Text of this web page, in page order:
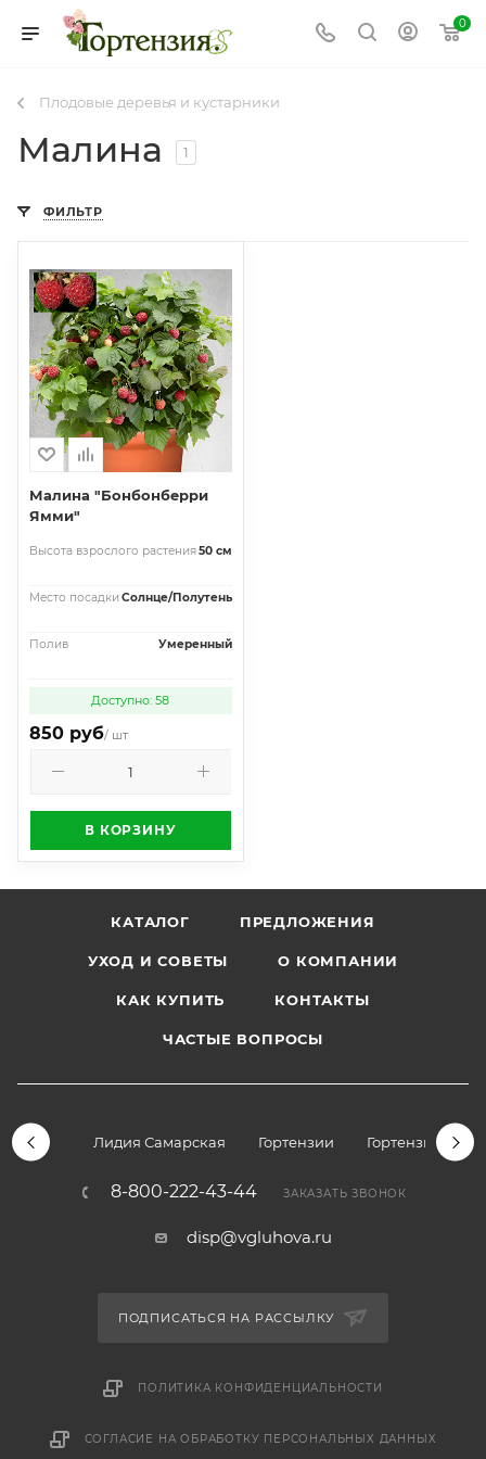
0
Плодовые деревья и кустарники
Малина 1
ФИЛЬТР
Малина "Бонбонберри
Ямми"
Высота взрослого растения50 см
Место посадки Солнце/Полутень
Полив Умеренный
Доступно: 58
850 руб/ шт
В КОРЗИНУ
КАТАЛОГ ПРЕДЛОЖЕНИЯ
УХОД И СОВЕТЫ О КОМПАНИИ
КАК КУПИТЬ КОНТАКТЫ
ЧАСТЫЕ ВОПРОСЫ
Лидия Самарская Гортензии Гортензии
8-800-222-43-44 ЗАКАЗАТЬ ЗВОНОК
disp@vgluhova.ru
ПОДПИСАТЬСЯ НА РАССЫЛКУ
ПОЛИТИКА КОНФИДЕНЦИАЛЬНОСТИ
СОГЛАСИЕ НА ОБРАБОТКУ ПЕРСОНАЛЬНЫХ ДАННЫХ